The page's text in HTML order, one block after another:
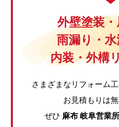
外壁塗装
雨漏り・
内装・外構
さまざまなリフォーム
お見積もりは
ぜひ 麻布 岐阜営業